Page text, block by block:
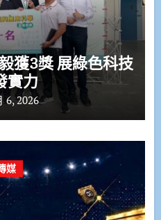
獲3獎 展綠色科技
實力
6, 2026
媒